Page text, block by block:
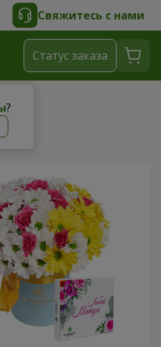
Свяжитесь с нами
?
Cтатус заказа